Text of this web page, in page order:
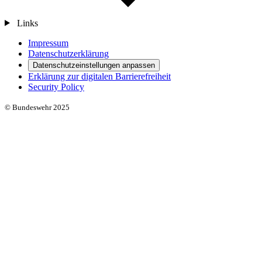
Links
Impressum
Datenschutzerklärung
Datenschutzeinstellungen anpassen
Erklärung zur digitalen Barrierefreiheit
Security Policy
© Bundeswehr 2025